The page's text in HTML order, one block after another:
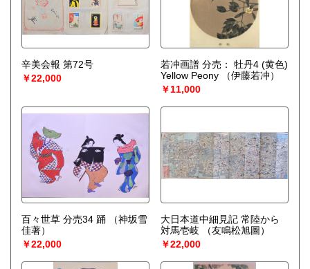
辛美会報 第72号
￥22,000
若冲画譜 分売： 牡丹4 (黄色)
Yellow Peony
（伊藤若冲）
￥11,000
百々世草 分売34 踊
（神坂雪
佳著）
￥22,000
大日本道中細見記 常陸から
対馬壱岐
（友鳴松旭圖）
￥22,000